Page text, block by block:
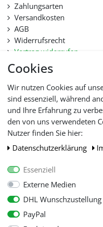
Cookies
Wir nutzen Cookies auf
sind essenziell, während
und Ihre Erfahrung zu
den von uns verwendeten
Nutzer finden Sie hier:
Daten­schutz­erklärung
Essenziell
Externe Medien
DHL Wunschzustellung
PayPal
Zahlungsarten
Versandkosten
AGB
Widerrufsrecht
Vertrag widerrufen
Datenschutz
Hilfe
Lieferfristen und
Lieferbeschränkung
WIR AKZEPTIEREN